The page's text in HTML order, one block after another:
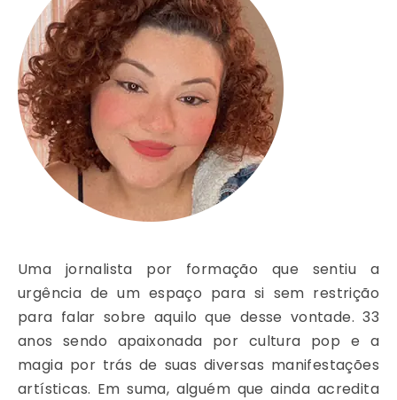
Uma jornalista por formação que sentiu a
urgência de um espaço para si sem restrição
para falar sobre aquilo que desse vontade. 33
anos sendo apaixonada por cultura pop e a
magia por trás de suas diversas manifestações
artísticas. Em suma, alguém que ainda acredita